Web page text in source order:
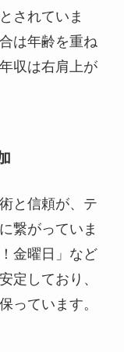
されていま
は年齢を重ね
収は右肩上が
と信頼が、テ
繋がっていま
金曜日」など
定しており、
っています。